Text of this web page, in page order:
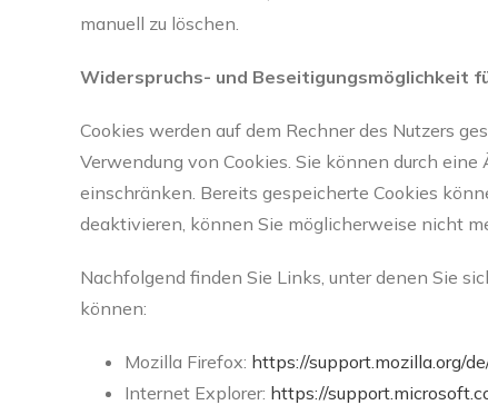
manuell zu löschen.
Widerspruchs- und Beseitigungsmöglichkeit
Cookies werden auf dem Rechner des Nutzers
Verwendung von Cookies. Sie können durch
einschränken. Bereits gespeicherte Cookies
deaktivieren, können Sie möglicherweise nicht
Nachfolgend finden Sie Links, unter denen Sie
können:
Mozilla Firefox: https://support.mozilla.org/
Internet Explorer: https://